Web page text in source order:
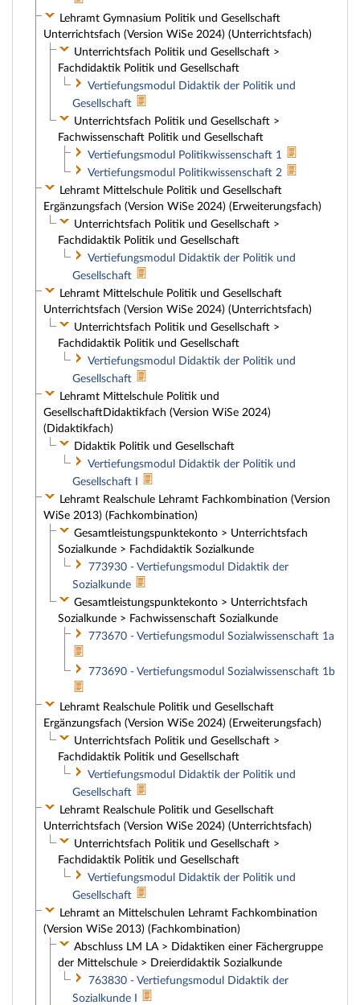
Lehramt Gymnasium Politik und Gesellschaft
Unterrichtsfach (Version WiSe 2024) (Unterrichtsfach)
Unterrichtsfach Politik und Gesellschaft >
Fachdidaktik Politik und Gesellschaft
Vertiefungsmodul Didaktik der Politik und
Gesellschaft
Unterrichtsfach Politik und Gesellschaft >
Fachwissenschaft Politik und Gesellschaft
Vertiefungsmodul Politikwissenschaft 1
Vertiefungsmodul Politikwissenschaft 2
Lehramt Mittelschule Politik und Gesellschaft
Ergänzungsfach (Version WiSe 2024) (Erweiterungsfach)
Unterrichtsfach Politik und Gesellschaft >
Fachdidaktik Politik und Gesellschaft
Vertiefungsmodul Didaktik der Politik und
Gesellschaft
Lehramt Mittelschule Politik und Gesellschaft
Unterrichtsfach (Version WiSe 2024) (Unterrichtsfach)
Unterrichtsfach Politik und Gesellschaft >
Fachdidaktik Politik und Gesellschaft
Vertiefungsmodul Didaktik der Politik und
Gesellschaft
Lehramt Mittelschule Politik und
GesellschaftDidaktikfach (Version WiSe 2024)
(Didaktikfach)
Didaktik Politik und Gesellschaft
Vertiefungsmodul Didaktik der Politik und
Gesellschaft I
Lehramt Realschule Lehramt Fachkombination (Version
WiSe 2013) (Fachkombination)
Gesamtleistungspunktekonto > Unterrichtsfach
Sozialkunde > Fachdidaktik Sozialkunde
773930 - Vertiefungsmodul Didaktik der
Sozialkunde
Gesamtleistungspunktekonto > Unterrichtsfach
Sozialkunde > Fachwissenschaft Sozialkunde
773670 - Vertiefungsmodul Sozialwissenschaft 1a
773690 - Vertiefungsmodul Sozialwissenschaft 1b
Lehramt Realschule Politik und Gesellschaft
Ergänzungsfach (Version WiSe 2024) (Erweiterungsfach)
Unterrichtsfach Politik und Gesellschaft >
Fachdidaktik Politik und Gesellschaft
Vertiefungsmodul Didaktik der Politik und
Gesellschaft
Lehramt Realschule Politik und Gesellschaft
Unterrichtsfach (Version WiSe 2024) (Unterrichtsfach)
Unterrichtsfach Politik und Gesellschaft >
Fachdidaktik Politik und Gesellschaft
Vertiefungsmodul Didaktik der Politik und
Gesellschaft
Lehramt an Mittelschulen Lehramt Fachkombination
(Version WiSe 2013) (Fachkombination)
Abschluss LM LA > Didaktiken einer Fächergruppe
der Mittelschule > Dreierdidaktik Sozialkunde
763830 - Vertiefungsmodul Didaktik der
Sozialkunde I